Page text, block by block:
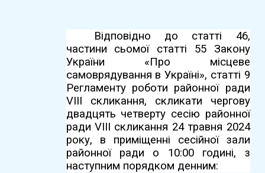
Відповідно до статті 46,
частини сьомої статті 55 Закону
України «Про місцеве
самоврядування в Україні», статті 9
Регламенту роботи районної ради
VIІI скликання, скликати чергову
двадцять четверту сесію районної
ради VIІI скликання 24 травня 2024
року, в приміщенні сесійної зали
районної ради о 10:00 годині, з
наступним порядком денним: